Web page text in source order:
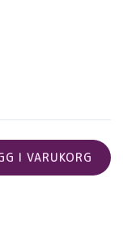
I VARUKORG